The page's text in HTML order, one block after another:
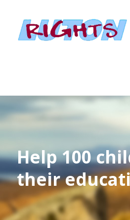
Help 100
their